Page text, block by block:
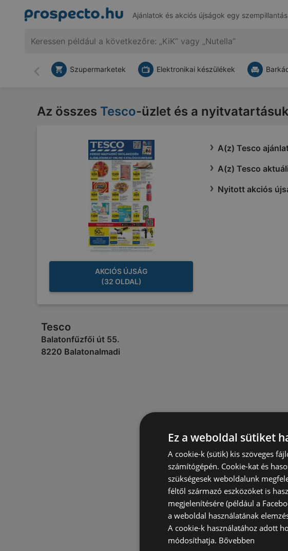
Ajánlatok és akciós újságok egy
Vissza
Szupermarketek Elektronikai készülékek
Az összes Tesco-üzlet és a
AKCIÓS ÚJSÁG
(32 OLDAL)
A(z) Tesco
A(z) Tesco
Nyitott akciós
Tesco
Balatonfűzfői út 55.
8220 Balatonalmadi
Ez a weboldal sütiket
A cookie-k (sütik) kis szöveges
számítógépén. Cookie-kat és
szükségesek weboldalunk
féltől származó eszközöket is
megjelenítésére (például a
a weboldal használatának
A cookie-k használatához adott
módosíthatja. Bővebben